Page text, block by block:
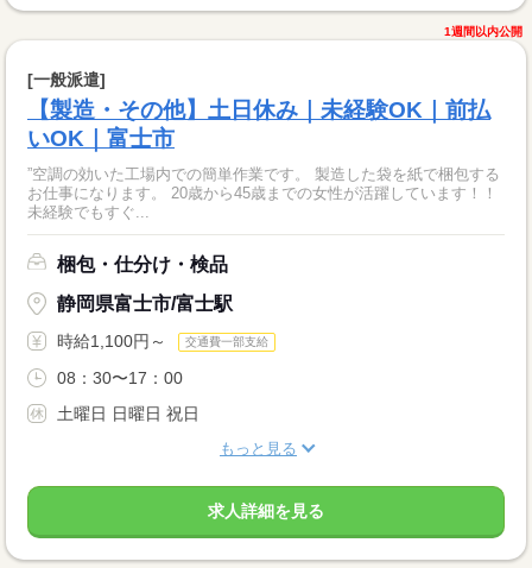
1週間以内公開
[一般派遣]
【製造・その他】土日休み｜未経験OK｜前払
いOK｜富士市
”空調の効いた工場内での簡単作業です。 製造した袋を紙で梱包する
お仕事になります。 20歳から45歳までの女性が活躍しています！！
未経験でもすぐ...
梱包・仕分け・検品
静岡県富士市/富士駅
時給1,100円～ 交通費一部支給
08：30〜17：00
土曜日 日曜日 祝日
もっと見る
求人詳細を見る